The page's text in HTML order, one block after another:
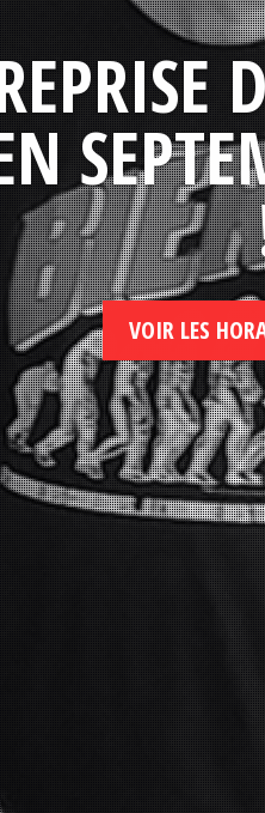
VOIR LES